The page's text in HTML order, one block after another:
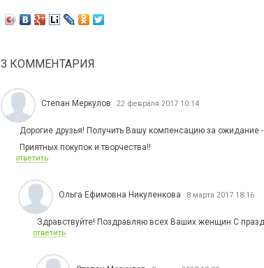
3 КОММЕНТАРИЯ
Степан Меркулов 22 февраля 2017 10:14
Дорогие друзья! Получить Вашу компенсацию за ожидание
Приятных покупок и творчества!!
ответить
Ольга Ефимовна Никуленкова 8 марта 2017 18:16
Здравствуйте! Поздравляю всех Ваших женщин С
ответить